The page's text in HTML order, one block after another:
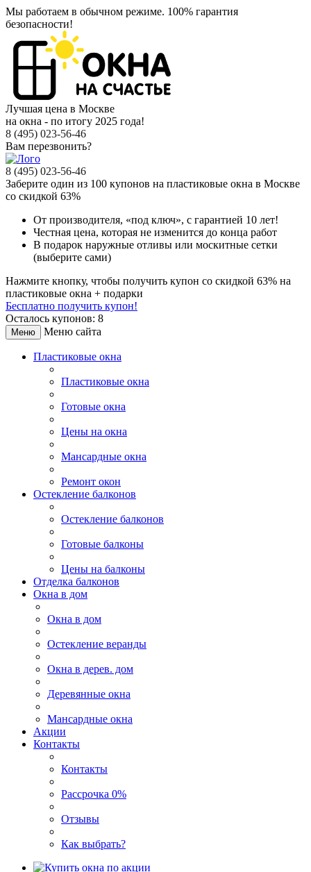
Мы работаем в обычном режиме. 100% гарантия
безопасности!
Лучшая цена в Москве
на окна - по итогу 2025 года!
8 (495) 023-56-46
Вам перезвонить?
8 (495) 023-56-46
Заберите один из 100 купонов на пластиковые окна в Москве
со скидкой 63%
От производителя, «под ключ», с гарантией 10 лет!
Честная цена, которая не изменится до конца работ
В подарок наружные отливы или москитные сетки
(выберите сами)
Нажмите кнопку, чтобы получить купон со скидкой 63% на
пластиковые окна + подарки
Бесплатно получить купон!
Осталось купонов: 8
Меню Меню сайта
Пластиковые окна
Пластиковые окна
Готовые окна
Цены на окна
Мансардные окна
Ремонт окон
Остекление балконов
Остекление балконов
Готовые балконы
Цены на балконы
Отделка балконов
Окна в дом
Окна в дом
Остекление веранды
Окна в дерев. дом
Деревянные окна
Мансардные окна
Акции
Контакты
Контакты
Рассрочка 0%
Отзывы
Как выбрать?